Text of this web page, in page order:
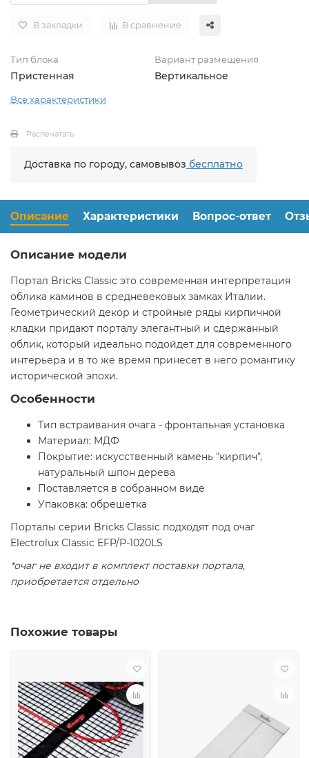
В закладки В сравнение
Тип блока
Пристенная
Вариант размещения
Вертикальное
Все характеристики
Распечатать
Доставка по городу, самовывоз бесплатно
Описание Характеристики Вопрос-ответ
Описание модели
Портал Bricks Classic это современная интерпретация
облика каминов в средневековых замках Италии.
Геометрический декор и стройные ряды кирпичной
кладки придают порталу элегантный и сдержанный
облик, который идеально подойдет для современного
интерьера и в то же время принесет в него романтику
исторической эпохи.
Особенности
Тип встраивания очага - фронтальная установка
Материал: МДФ
Покрытие: искусственный камень "кирпич",
натуральный шпон дерева
Поставляется в собранном виде
Упаковка: обрешетка
Порталы серии Bricks Classic подходят под очаг
Electrolux Classic EFP/P-1020LS
*очаг не входит в комплект поставки портала,
приобретается отдельно
Похожие товары